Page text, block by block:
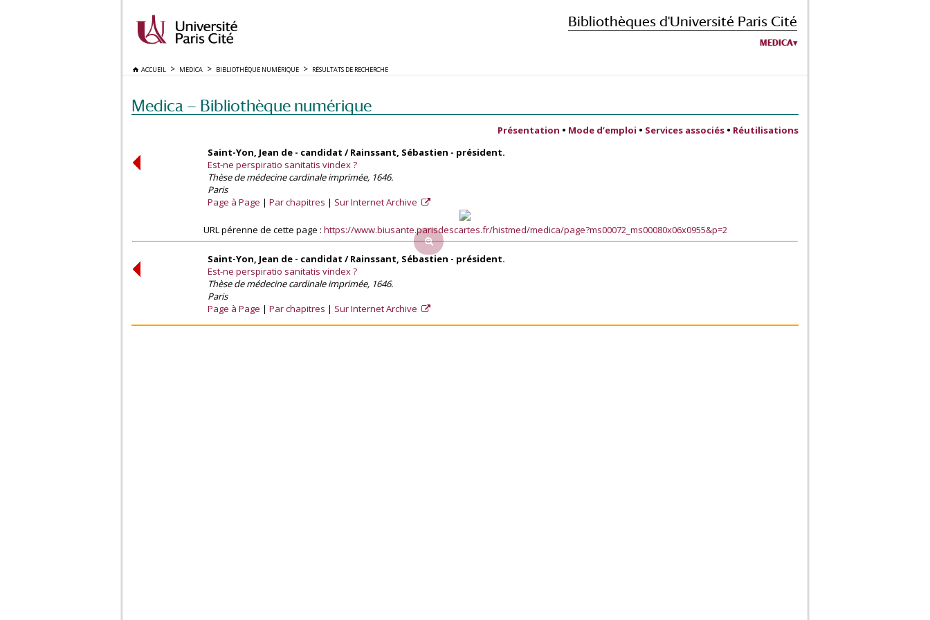
Bibliothèques d'Université Paris Cité
MEDICA
ACCUEIL MEDICA BIBLIOTHÈQUE NUMÉRIQUE RÉSULTATS DE RECHERCHE
Medica — Bibliothèque numérique
Présentation • Mode d’emploi • Services associés • Réutilisations
Saint-Yon, Jean de - candidat / Rainssant, Sébastien - président.
Est-ne perspiratio sanitatis vindex ?
Thèse de médecine cardinale imprimée, 1646.
Paris
Page à Page
Par chapitres Sur Internet Archive
URL pérenne de cette page : https://www.biusante.parisdescartes.fr/histmed/medica/page?ms00072_ms00080x06x0955&p=2
Saint-Yon, Jean de - candidat / Rainssant, Sébastien - président.
Est-ne perspiratio sanitatis vindex ?
Thèse de médecine cardinale imprimée, 1646.
Paris
Page à Page
Par chapitres Sur Internet Archive